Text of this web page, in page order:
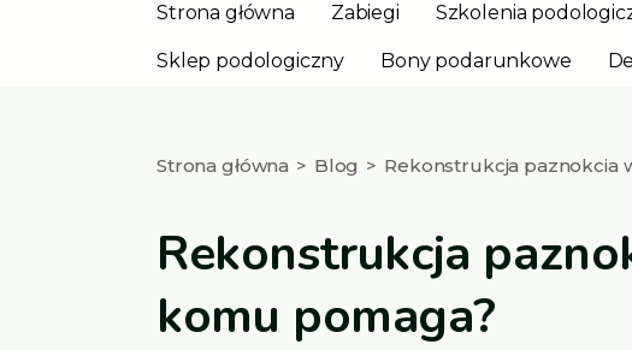
Strona główna Zabiegi Szkolenia
Sklep podologiczny Bony podarunkowe
Strona główna Blog Rekonstrukcja paznokcia
Rekonstrukcja
komu pomaga?